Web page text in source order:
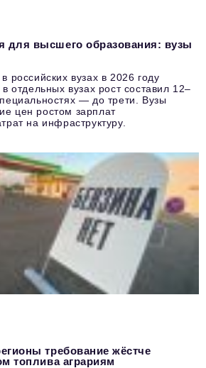
для высшего образования: вузы
российских вузах в 2026 году
отдельных вузах рост составил 12–
— до трети. Вузы
цен ростом зарплат
на инфраструктуру.
требование жёстче
топлива аграриям